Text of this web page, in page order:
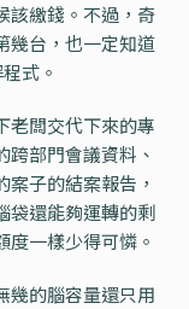
該繳錢。不過，奇
幾台，也一定知道
式。
老闆交代下來的專
部門會議資料、
子的結案報告，
袋還能夠運轉的剩
一樣少得可憐。
幾的腦容量還只用